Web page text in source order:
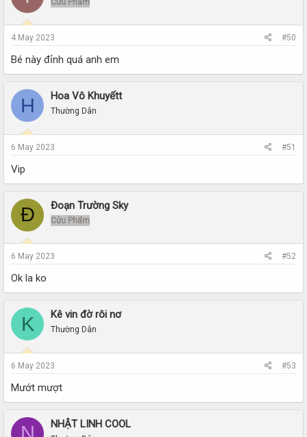
4 May 2023 #50
Bé này đỉnh quá anh em
H Hoa Vô Khuyếtt
Thường Dân
6 May 2023 #51
Vip
Đ Đoạn Trường Sky
Cửu Phẩm
6 May 2023 #52
Ok la ko
K Kê vin đờ rôi nơ
Thường Dân
6 May 2023 #53
Mướt mượt
NHẬT LINH COOL